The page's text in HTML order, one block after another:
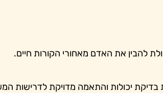
להבין את האדם מאחורי הקורות חיים.
יכולות והתאמה מדויקת לדרישות